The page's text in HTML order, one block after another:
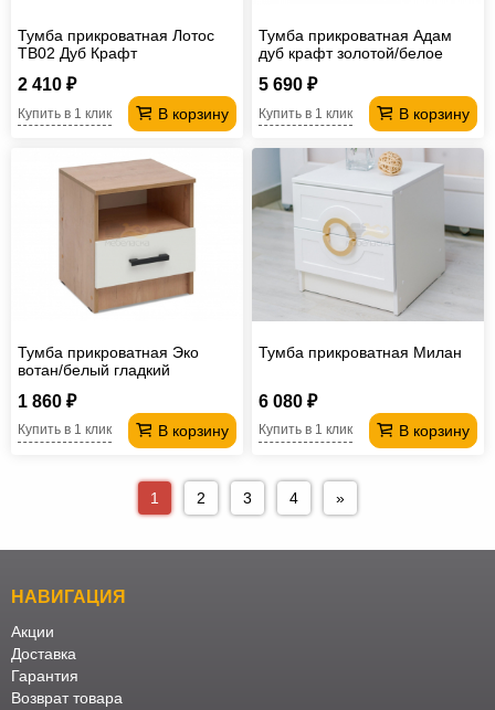
Тумба прикроватная Лотос
TB02 Дуб Крафт
2 410 ₽
В корзину
Купить в 1 клик
Тумба прикроватная Адам
дуб крафт золотой/белое
5 690 ₽
В корзину
Купить в 1 клик
Тумба прикроватная Эко
вотан/белый гладкий
1 860 ₽
В корзину
Купить в 1 клик
Тумба прикроватная Милан
6 080 ₽
В корзину
Купить в 1 клик
1 2 3 4 »
НАВИГАЦИЯ
Акции
Доставка
Гарантия
Возврат товара